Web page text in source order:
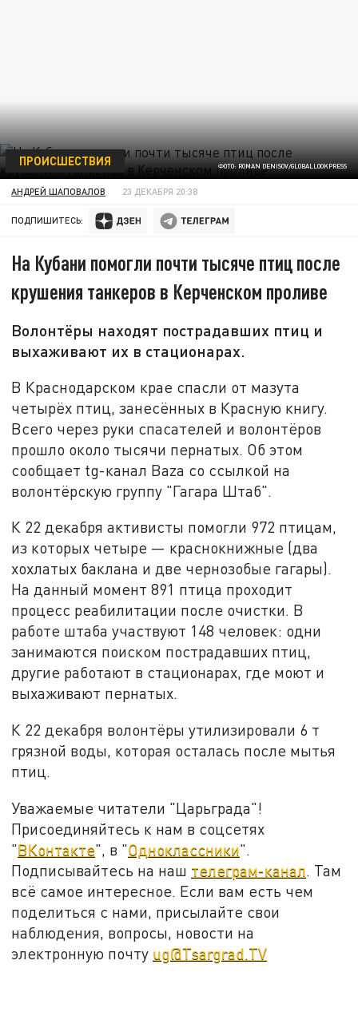
ФОТО: ROMAN DENISOV/GLOBALLOOKPRESS
ПРОИСШЕСТВИЯ
АНДРЕЙ ШАПОВАЛОВ 23 ДЕКАБРЯ 20:38
ПОДПИШИТЕСЬ:
На Кубани помогли почти тысяче птиц после
крушения танкеров в Керченском проливе
Волонтёры находят пострадавших птиц и
выхаживают их в стационарах.
В Краснодарском крае спасли от мазута
четырёх птиц, занесённых в Красную книгу.
Всего через руки спасателей и волонтёров
прошло около тысячи пернатых. Об этом
сообщает tg-канал Baza со ссылкой на
волонтёрскую группу "Гагара Штаб".
К 22 декабря активисты помогли 972 птицам,
из которых четыре — краснокнижные (два
хохлатых баклана и две чернозобые гагары).
На данный момент 891 птица проходит
процесс реабилитации после очистки. В
работе штаба участвуют 148 человек: одни
занимаются поиском пострадавших птиц,
другие работают в стационарах, где моют и
выхаживают пернатых.
К 22 декабря волонтёры утилизировали 6 т
грязной воды, которая осталась после мытья
птиц.
Уважаемые читатели "Царьграда"!
Присоединяйтесь к нам в соцсетях
"ВКонтакте", в "Одноклассники".
Подписывайтесь на наш телеграм-канал. Там
всё самое интересное. Если вам есть чем
поделиться с нами, присылайте свои
наблюдения, вопросы, новости на
электронную почту ug@Tsargrad.TV